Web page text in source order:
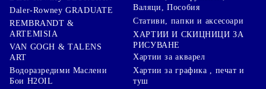
Daler-Rowney GRADUATE
REMBRANDT &
ARTEMISIA
VAN GOGH & TALENS
ART
Водоразредими Маслени
Бои H2OIL
Валяци, Пособия
Стативи, папки и аксесоари
ХАРТИИ И СКИЦНИЦИ ЗА
РИСУВАНЕ
Хартии за акварел
Хартии за графика , печат и
туш